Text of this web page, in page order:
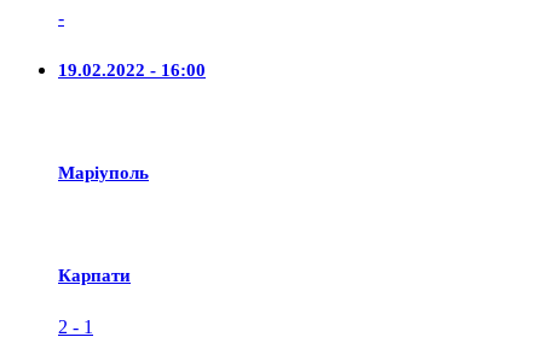
-
19.02.2022 - 16:00
Маріуполь
Карпати
2 - 1